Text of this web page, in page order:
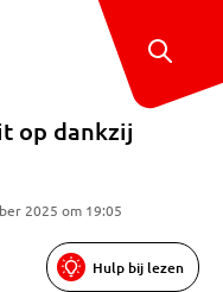
op dankzij
2025 om 19:05
Hulp bij lezen